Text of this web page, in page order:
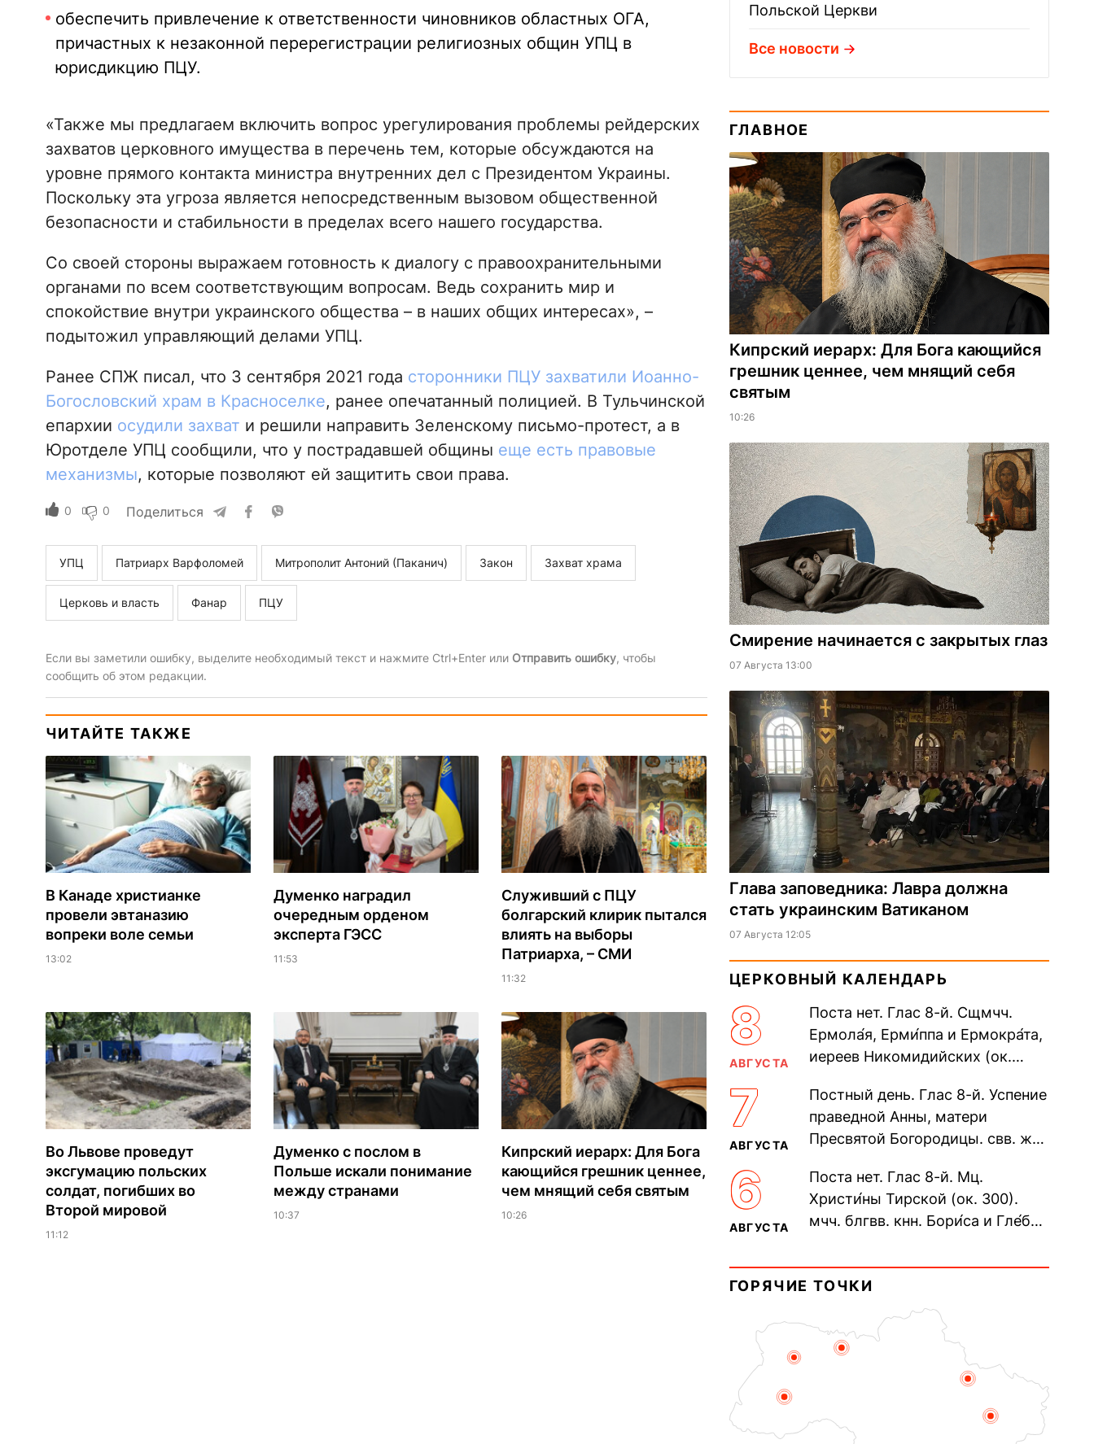
обеспечить привлечение к ответственности чиновников областных ОГА,
причастных к незаконной перерегистрации религиозных общин УПЦ в
юрисдикцию ПЦУ.
«Также мы предлагаем включить вопрос урегулирования проблемы рейдерских
захватов церковного имущества в перечень тем, которые обсуждаются на
уровне прямого контакта министра внутренних дел с Президентом Украины.
Поскольку эта угроза является непосредственным вызовом общественной
безопасности и стабильности в пределах всего нашего государства.
Со своей стороны выражаем готовность к диалогу с правоохранительными
органами по всем соответствующим вопросам. Ведь сохранить мир и
спокойствие внутри украинского общества – в наших общих интересах», –
подытожил управляющий делами УПЦ.
Ранее СПЖ писал, что 3 сентября 2021 года сторонники ПЦУ захватили Иоанно-
Богословский храм в Красноселке, ранее опечатанный полицией. В Тульчинской
епархии осудили захват и решили направить Зеленскому письмо-протест, а в
Юротделе УПЦ сообщили, что у пострадавшей общины еще есть правовые
механизмы, которые позволяют ей защитить свои права.
0 0 Поделиться
УПЦ Патриарх Варфоломей Митрополит Антоний (Паканич) Закон Захват храма
Церковь и власть Фанар ПЦУ
Если вы заметили ошибку, выделите необходимый текст и нажмите Ctrl+Enter или Отправить ошибку, чтобы
сообщить об этом редакции.
ЧИТАЙТЕ ТАКЖЕ
В Канаде христианке
провели эвтаназию
вопреки воле семьи
13:02
Думенко наградил
очередным орденом
эксперта ГЭСС
11:53
Служивший с ПЦУ
болгарский клирик пытался
влиять на выборы
Патриарха, – СМИ
11:32
Во Львове проведут
эксгумацию польских
солдат, погибших во
Второй мировой
11:12
Думенко с послом в
Польше искали понимание
между странами
10:37
Кипрский иерарх: Для Бога
кающийся грешник ценнее,
чем мнящий себя святым
10:26
Польской Церкви
Все новости
ГЛАВНОЕ
Кипрский иерарх: Для Бога кающийся
грешник ценнее, чем мнящий себя
святым
10:26
Смирение начинается с закрытых глаз
07 Августа 13:00
Глава заповедника: Лавра должна
стать украинским Ватиканом
07 Августа 12:05
ЦЕРКОВНЫЙ КАЛЕНДАРЬ
8
АВГУСТА
Поста нет. Глас 8-й. Сщмчч.
Ермола́я, Ерми́ппа и Ермокра́та,
иереев Никомидийских (ок.
Печерского, в Ближних
пещерах...
7
АВГУСТА
Постный день. Глас 8-й. Успение
праведной Анны, матери
Пресвятой Богородицы. свв. жен
прп. Евпракси́и девы,...
6
АВГУСТА
Поста нет. Глас 8-й. Мц.
Христи́ны Тирской (ок. 300).
мчч. блгвв. кнн. Бори́са и Гле́ба,
Дави́да (1015). Прп....
ГОРЯЧИЕ ТОЧКИ